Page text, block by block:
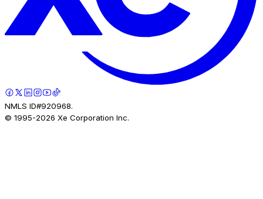
NMLS ID#920968.
© 1995-2026 Xe Corporation Inc.